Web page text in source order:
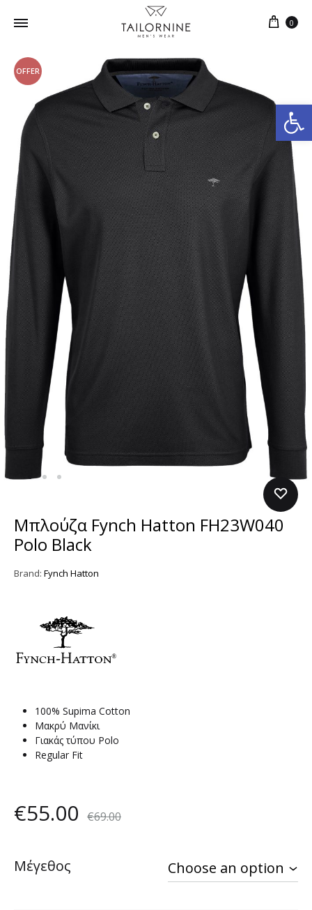
Ανοίξτε τη γραμμή εργαλείων
0
OFFER
Μπλούζα Fynch Hatton FH23W040
Polo Black
Brand: Fynch Hatton
100% Supima Cotton
Μακρύ Μανίκι
Γιακάς τύπου Polo
Regular Fit
€55.00 €69.00
Μέγεθος